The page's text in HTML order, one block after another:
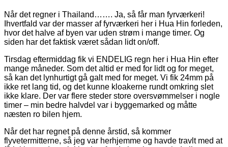
Når det regner i Thailand……. Ja, så får man fyrværkeri!
Ihvertfald var der masser af fyrværkeri her i Hua Hin forleden,
hvor det halve af byen var uden strøm i mange timer. Og
siden har det faktisk været sådan lidt on/off.
Tirsdag eftermiddag fik vi ENDELIG regn her i Hua Hin efter
mange måneder. Som det altid er med for lidt og for meget,
så kan det lynhurtigt gå galt med for meget. Vi fik 24mm på
ikke ret lang tid, og det kunne kloakerne rundt omkring slet
ikke klare. Der var flere steder store oversvømmelser i nogle
timer – min bedre halvdel var i byggemarked og måtte
næsten ro bilen hjem.
Når det har regnet på denne årstid, så kommer
flyvetermitterne, så jeg var herhjemme og havde travlt med at